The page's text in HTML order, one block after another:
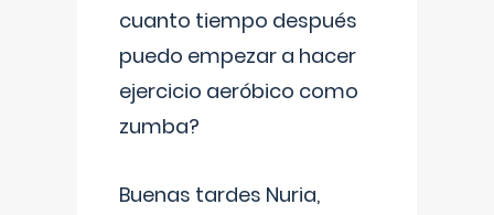
cuanto tiempo después
puedo empezar a hacer
ejercicio aeróbico como
zumba?
Buenas tardes Nuria,